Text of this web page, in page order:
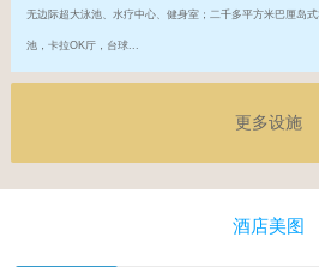
无边际超大泳池、水疗中心、健身室；二千多平方米巴厘岛
池，卡拉OK厅，台球...
更多设施
酒店美图